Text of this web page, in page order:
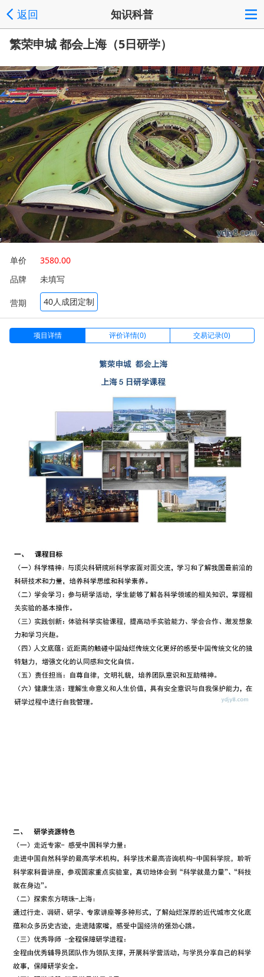
返回 知识科普
繁荣申城 都会上海（5日研学）
单价
3580.00
品牌
未填写
营期 40人成团定制
项目详情 评价详情(0) 交易记录(0)